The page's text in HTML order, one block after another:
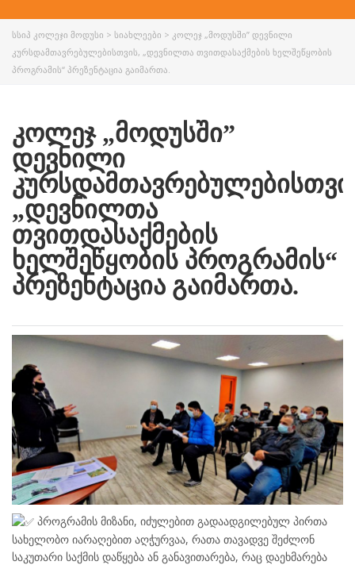
ᲡᲡᲘᲞ ᲙᲝᲚᲔᲯᲘ ᲛᲝᲓᲣᲡᲘ > ᲡᲘᲐᲮᲚᲔᲔᲑᲘ > ᲙᲝᲚᲔᲯ „ᲛᲝᲓᲣᲡᲨᲘ” ᲓᲔᲕᲜᲘᲚᲘ
ᲙᲣᲠᲡᲓᲐᲛᲗᲐᲕᲠᲔᲑᲣᲚᲔᲑᲘᲡᲗᲕᲘᲡ, „ᲓᲔᲕᲜᲘᲚᲗᲐ ᲗᲕᲘᲗᲓᲐᲡᲐᲥᲛᲔᲑᲘᲡ ᲮᲔᲚᲨᲔᲬᲧᲝᲑᲘᲡ
ᲞᲠᲝᲒᲠᲐᲛᲘᲡ“ ᲞᲠᲔᲖᲔᲜᲢᲐᲪᲘᲐ ᲒᲐᲘᲛᲐᲠᲗᲐ.
ᲙᲝᲚᲔᲯ „ᲛᲝᲓᲣᲡᲨᲘ”
ᲓᲔᲕᲜᲘᲚᲘ
„ᲓᲔᲕᲜᲘᲚᲗᲐ
ᲗᲕᲘᲗᲓᲐᲡᲐᲥᲛᲔᲑᲘᲡ
ᲮᲔᲚᲨᲔᲬᲧᲝᲑᲘᲡ ᲞᲠᲝᲒᲠᲐᲛᲘᲡ“
ᲞᲠᲔᲖᲔᲜᲢᲐᲪᲘᲐ ᲒᲐᲘᲛᲐᲠᲗᲐ.
პროგრამის მიზანი, იძულებით გადაადგილებულ პირთა
სახელობო იარაღებით აღჭურვაა, რათა თავადვე შეძლონ
საკუთარი საქმის დაწყება ან განავითარება, რაც დაეხმარება